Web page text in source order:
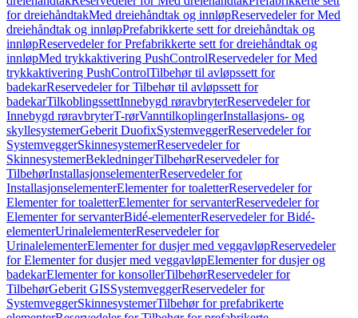
for dreiehåndtakMed dreiehåndtak og innløpReservedeler for Med
dreiehåndtak og innløpPrefabrikkerte sett for dreiehåndtak og
innløpReservedeler for Prefabrikkerte sett for dreiehåndtak og
innløpMed trykkaktivering PushControlReservedeler for Med
trykkaktivering PushControlTilbehør til avløpssett for
badekarReservedeler for Tilbehør til avløpssett for
badekarTilkoblingssettInnebygd røravbryterReservedeler for
Innebygd røravbryterT-rørVanntilkoplingerInstallasjons- og
skyllesystemerGeberit DuofixSystemveggerReservedeler for
SystemveggerSkinnesystemerReservedeler for
SkinnesystemerBekledningerTilbehørReservedeler for
TilbehørInstallasjonselementerReservedeler for
InstallasjonselementerElementer for toaletterReservedeler for
Elementer for toaletterElementer for servanterReservedeler for
Elementer for servanterBidé-elementerReservedeler for Bidé-
elementerUrinalelementerReservedeler for
UrinalelementerElementer for dusjer med veggavløpReservedeler
for Elementer for dusjer med veggavløpElementer for dusjer og
badekarElementer for konsollerTilbehørReservedeler for
TilbehørGeberit GISSystemveggerReservedeler for
SystemveggerSkinnesystemerTilbehør for prefabrikerte